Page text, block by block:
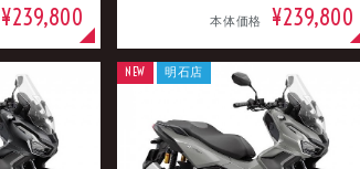
¥239,800 本体価格 ¥239,800
NEW 明石店